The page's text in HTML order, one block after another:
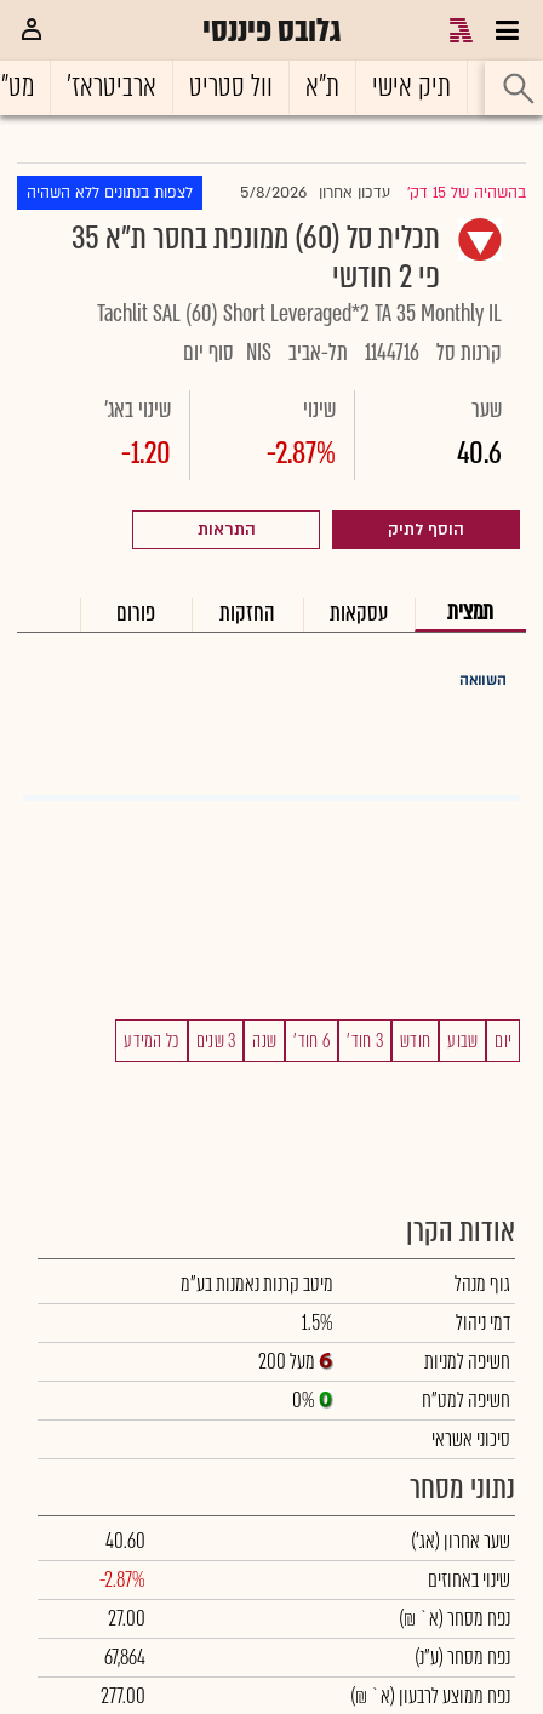
גלובס פיננסי
ראשי תיק אישי ת"א וול סטריט ארביטראז'
בהשהיה של 15 דק' |עדכון אחרון 5/8/2026 לצפות בנתונים ללא השהיה
תכלית סל (60) ממונפת בחסר ת"א 35
פי 2 חודשי
Tachlit SAL (60) Short Leveraged*2 TA 35 Monthly IL
קרנות סל 1144716 תל-אביב NIS סוף יום
שער
40.6
שינוי
-2.87%
שינוי באג'
-1.20
הוסף לתיק התראות
תמצית עסקאות החזקות פורום
השוואה
יום שבוע חודש 3 חוד' 6 חוד' שנה 3 שנים כל המידע
אודות הקרן
גוף מנהל
מיטב קרנות נאמנות בע"מ
דמי ניהול
1.5%
חשיפה למניות
מעל 200
חשיפה למט"ח
0%
סיכוני אשראי
נתוני מסחר
שער אחרון (אג')
40.60
שינוי באחוזים
-2.87%
נפח מסחר(א` ₪)
27.00
נפח מסחר(ע"נ)
67,864
נפח ממוצע לרבעון (א` ₪)
277.00